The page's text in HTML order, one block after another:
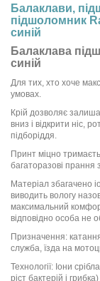
Балаклави,
підшоломник
синій
Балаклава
синій
Для тих, хто хоче
умовах.
Крій дозволяє
вниз і відкрити ніс,
підборіддя.
Принт міцно
багаторазові прання
Матеріал збагачено
виводить вологу
максимальний
відповідно особа не
Призначення:
служба, їзда на
Технології: Іони
ріст бактерій і